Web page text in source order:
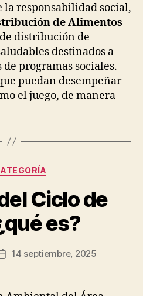
la responsabilidad social,
de Alimentos
distribución de
destinados a
programas sociales.
puedan desempeñar
el juego, de manera
Categorías
Ciclo de
es?
Fecha
publicación
14 septiembre, 2025